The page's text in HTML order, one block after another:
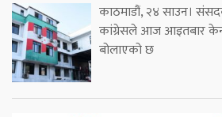
काठमाडौं, २४ साउन।
कांग्रेसले आज आइतबार
बोलाएको छ